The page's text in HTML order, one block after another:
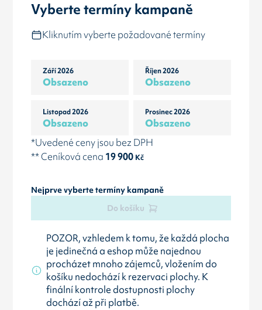
Vyberte termíny kampaně
Kliknutím vyberte požadované termíny
Září 2026
Obsazeno
Říjen 2026
Obsazeno
Listopad 2026
Obsazeno
Prosinec 2026
Obsazeno
*Uvedené ceny jsou bez DPH
** Ceníková cena 19 900Kč
Nejprve vyberte termíny kampaně
Do košíku
POZOR, vzhledem k tomu, že každá plocha
je jedinečná a eshop může najednou
procházet mnoho zájemců, vložením do
košíku nedochází k rezervaci plochy. K
finální kontrole dostupnosti plochy
dochází až při platbě.